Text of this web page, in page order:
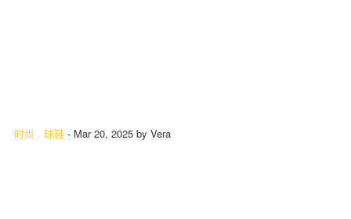
时尚 . 球鞋 - Mar 20, 2025 by Vera